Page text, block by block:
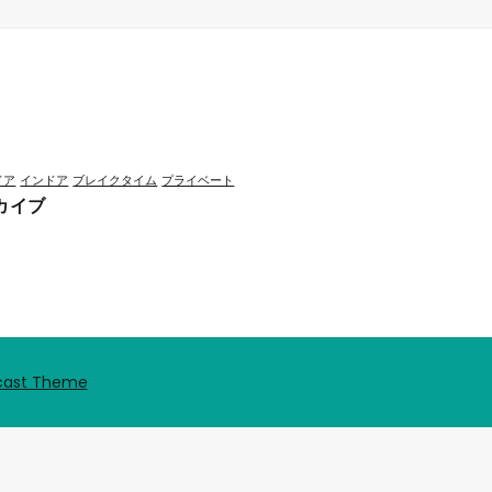
ア インドア ブレイクタイム プライベート
イブ
Theme